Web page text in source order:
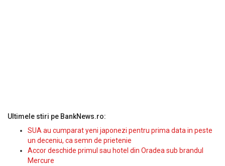
Ultimele stiri pe BankNews.ro:
SUA au cumparat yeni japonezi pentru prima data in peste
un deceniu, ca semn de prietenie
Accor deschide primul sau hotel din Oradea sub brandul
Mercure